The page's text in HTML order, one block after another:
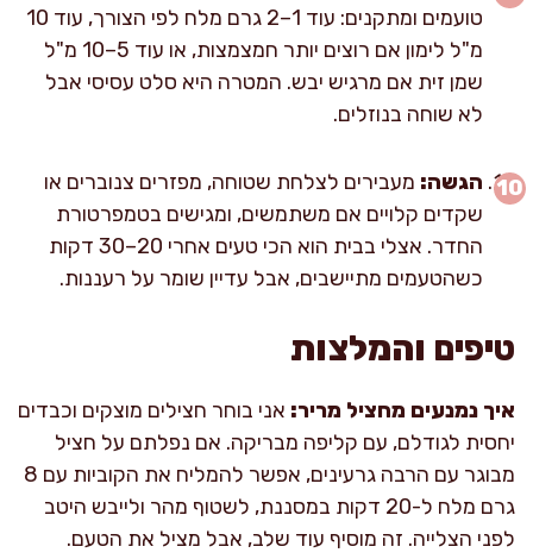
טועמים ומתקנים: עוד 1–2 גרם מלח לפי הצורך, עוד 10
מ"ל לימון אם רוצים יותר חמצמצות, או עוד 5–10 מ"ל
שמן זית אם מרגיש יבש. המטרה היא סלט עסיסי אבל
לא שוחה בנוזלים.
הגשה: מעבירים לצלחת שטוחה, מפזרים צנוברים או
שקדים קלויים אם משתמשים, ומגישים בטמפרטורת
החדר. אצלי בבית הוא הכי טעים אחרי 20–30 דקות
כשהטעמים מתיישבים, אבל עדיין שומר על רעננות.
טיפים והמלצות
איך נמנעים מחציל מריר: אני בוחר חצילים מוצקים וכבדים
יחסית לגודלם, עם קליפה מבריקה. אם נפלתם על חציל
מבוגר עם הרבה גרעינים, אפשר להמליח את הקוביות עם 8
גרם מלח ל-20 דקות במסננת, לשטוף מהר ולייבש היטב
לפני הצלייה. זה מוסיף עוד שלב, אבל מציל את הטעם.